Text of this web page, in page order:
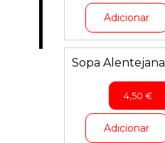
Carne
Mariscos
Acompanhamentos
Adicionar
Sopa Alentejana
4,50 €
Adicionar